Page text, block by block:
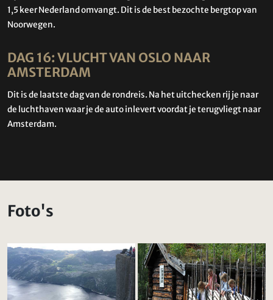
1,5 keer Nederland omvangt. Dit is de best bezochte bergtop van
Noorwegen.
DAG 16: VLUCHT VAN OSLO NAAR
AMSTERDAM
Dit is de laatste dag van de rondreis. Na het uitchecken rij je naar
de luchthaven waar je de auto inlevert voordat je terugvliegt naar
Amsterdam.
Foto's